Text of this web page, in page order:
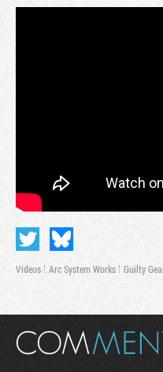
Videos Arc System Works Guilty
Masquer